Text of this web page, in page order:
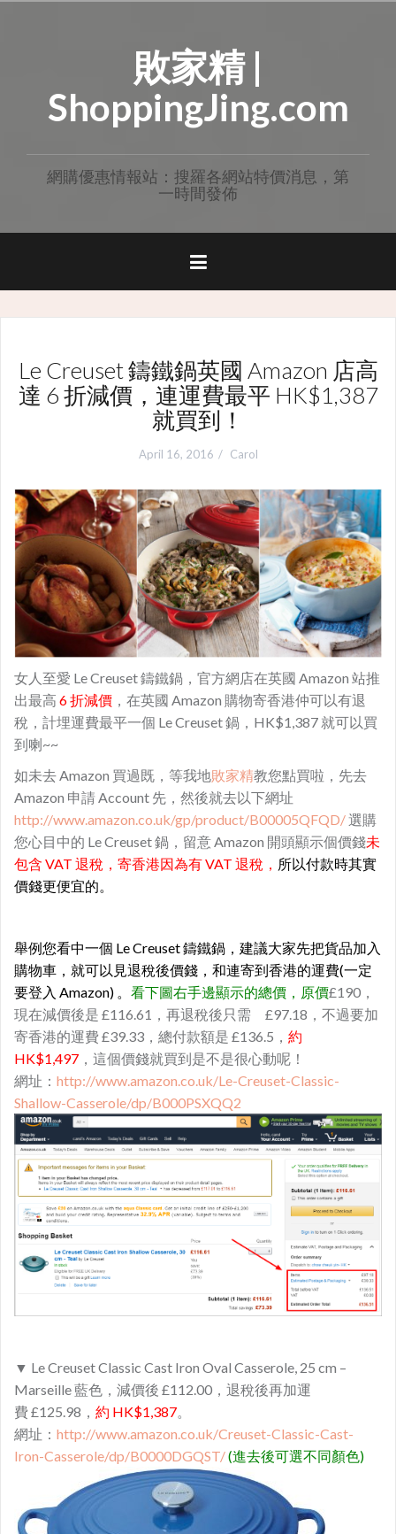
敗家精 |
ShoppingJing.com
網購優惠情報站：搜羅各網站特價消息，第
一時間發佈
Le Creuset 鑄鐵鍋英國 Amazon 店高
達 6 折減價，連運費最平 HK$1,387
就買到！
April 16, 2016 Carol
女人至愛 Le Creuset 鑄鐵鍋，官方網店在英國 Amazon 站推
出最高 6 折減價 ，在英國 Amazon 購物寄香港仲可以有退
稅，計埋運費最平一個 Le Creuset 鍋，HK$1,387 就可以買
到喇~~
如未去 Amazon 買過既，等我地敗家精教您點買啦，先去
Amazon 申請 Account 先，然後就去以下網址
http://www.amazon.co.uk/gp/product/B00005QFQD/選購
您心目中的 Le Creuset 鍋，留意 Amazon 開頭顯示個價錢未
包含 VAT 退稅，寄香港因為有 VAT 退稅， 所以付款時其實
價錢更便宜的。
舉例您看中一個 Le Creuset 鑄鐵鍋，建議大家先把貨品加入
購物車，就可以見退稅後價錢，和連寄到香港的運費(一定
要登入 Amazon) 。 看下圖右手邊顯示的總價，原價£190，
現在減價後是 £116.61，再退稅後只需 £97.18，不過要加
寄香港的運費 £39.33，總付款額是 £136.5， 約
HK$1,497 ，這個價錢就買到是不是很心動呢！
網址： http://www.amazon.co.uk/Le-Creuset-Classic-
Shallow-Casserole/dp/B000PSXQQ2
▼ Le Creuset Classic Cast Iron Oval Casserole, 25 cm –
Marseille 藍色，減價後 £112.00，退稅後再加運
費 £125.98， 約 HK$1,387。
網址： http://www.amazon.co.uk/Creuset-Classic-Cast-
Iron-Casserole/dp/B0000DGQST/(進去後可選不同顏色)